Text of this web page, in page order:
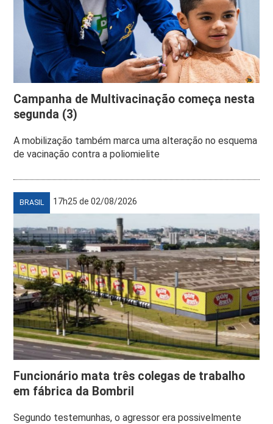
Campanha de Multivacinação começa nesta
segunda (3)
A mobilização também marca uma alteração no esquema
de vacinação contra a poliomielite
BRASIL 17h25 de 02/08/2026
Funcionário mata três colegas de trabalho
em fábrica da Bombril
Segundo testemunhas, o agressor era possivelmente